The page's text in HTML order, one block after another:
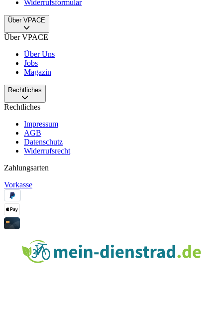
Widerrufsformular
Über VPACE
Über VPACE
Über Uns
Jobs
Magazin
Rechtliches
Rechtliches
Impressum
AGB
Datenschutz
Widerrufsrecht
Zahlungsarten
Vorkasse